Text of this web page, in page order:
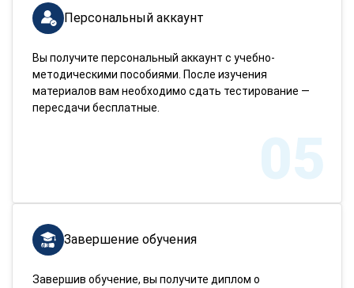
Персональный аккаунт
Вы получите персональный аккаунт с учебно-
методическими пособиями. После изучения
материалов вам необходимо сдать тестирование —
пересдачи бесплатные.
05
Завершение обучения
Завершив обучение, вы получите диплом о